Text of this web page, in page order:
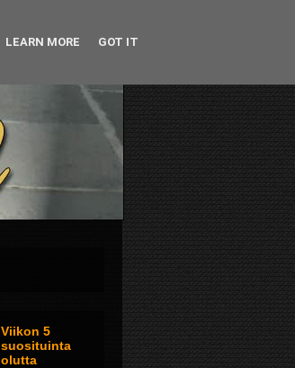
Viikon 5
suosituinta
olutta
LEARN MORE GOT IT